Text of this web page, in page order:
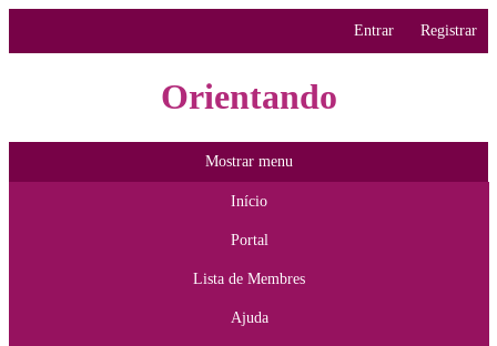
Entrar Registrar
Orientando
Mostrar menu
Início
Portal
Lista de Membres
Ajuda